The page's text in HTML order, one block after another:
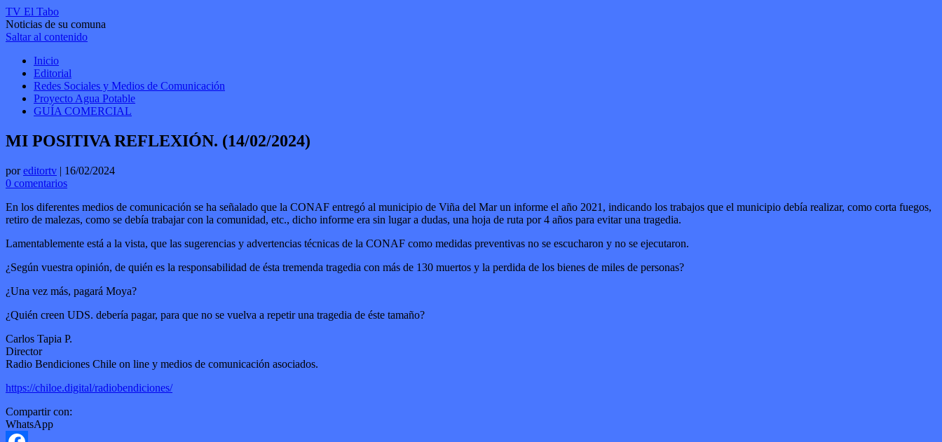
TV El Tabo
Noticias de su comuna
Saltar al contenido
Inicio
Editorial
Redes Sociales y Medios de Comunicación
Proyecto Agua Potable
GUÍA COMERCIAL
MI POSITIVA REFLEXIÓN. (14/02/2024)
poreditortv | 16/02/2024
0 comentarios
En los diferentes medios de comunicación se ha señalado que la CONAF entregó al municipio de Viña del Mar un informe el año 2021, indicando los trabajos que el municipio debía realizar, como corta fuegos,
retiro de malezas, como se debía trabajar con la comunidad, etc., dicho informe era sin lugar a dudas, una hoja de ruta por 4 años para evitar una tragedia.
Lamentablemente está a la vista, que las sugerencias y advertencias técnicas de la CONAF como medidas preventivas no se escucharon y no se ejecutaron.
¿Según vuestra opinión, de quién es la responsabilidad de ésta tremenda tragedia con más de 130 muertos y la perdida de los bienes de miles de personas?
¿Una vez más, pagará Moya?
¿Quién creen UDS. debería pagar, para que no se vuelva a repetir una tragedia de éste tamaño?
Carlos Tapia P.
Director
Radio Bendiciones Chile on line y medios de comunicación asociados.
https://chiloe.digital/radiobendiciones/
Compartir con:
WhatsApp